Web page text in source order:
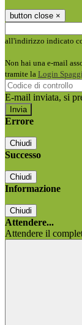
button close ×
all'indirizzo indicato
Non hai una e-mail
tramite la Login
E-mail inviata, si
Errore
Chiudi
Successo
Chiudi
Informazione
Chiudi
Attendere...
Attendere il